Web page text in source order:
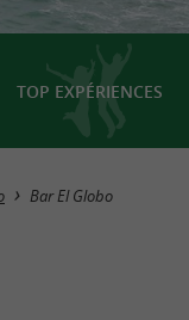
TOP EXPÉRIENCES
Bar El Globo